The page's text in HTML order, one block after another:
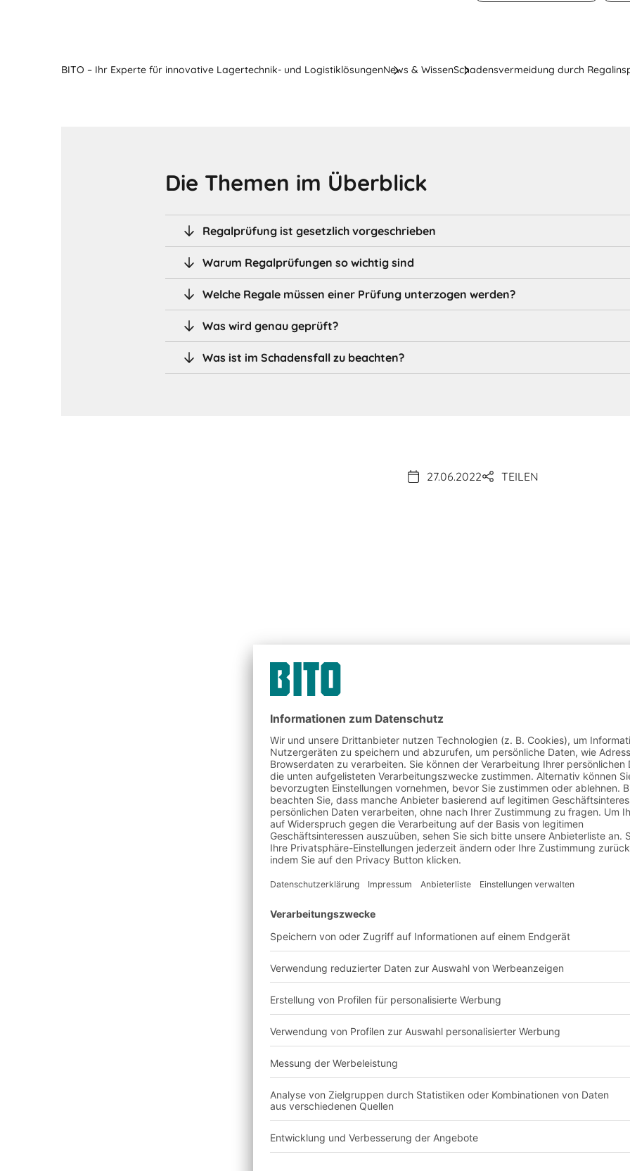
BITO – Ihr Experte für innovative Lagertechnik- und LogistiklösungenNews & WissenSchadensvermeidung durch
Die Themen im Überblick
Regalprüfung ist gesetzlich vorgeschrieben
Warum Regalprüfungen so wichtig sind
Welche Regale müssen einer Prüfung unterzogen werden?
Was wird genau geprüft?
Was ist im Schadensfall zu beachten?
27.06.2022 TEILEN